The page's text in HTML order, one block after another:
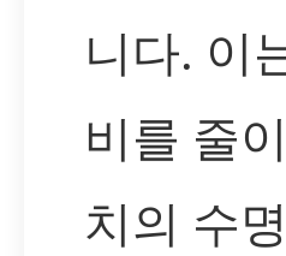
니다. 이
비를 줄
치의 수